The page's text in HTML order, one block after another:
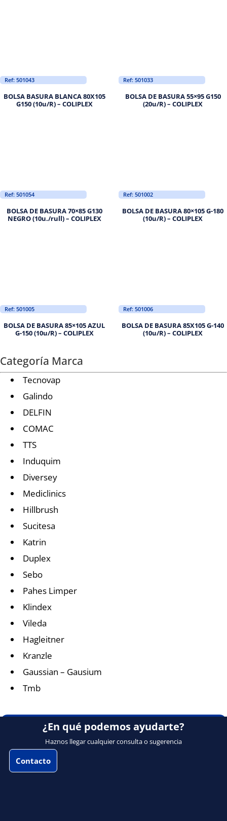
Ref: 501043
BOLSA BASURA BLANCA 80X105
G150 (10u/R) – COLIPLEX
Ref: 501033
BOLSA DE BASURA 55×95 G150
(20u/R) – COLIPLEX
Ref: 501054
BOLSA DE BASURA 70×85 G130
NEGRO (10u./rull) – COLIPLEX
Ref: 501002
BOLSA DE BASURA 80×105 G-180
(10u/R) – COLIPLEX
Ref: 501005
BOLSA DE BASURA 85×105 AZUL
G-150 (10u/R) – COLIPLEX
Ref: 501006
BOLSA DE BASURA 85X105 G-140
(10u/R) – COLIPLEX
Categoría Marca
Tecnovap
Galindo
DELFIN
COMAC
TTS
Induquim
Diversey
Mediclinics
Hillbrush
Sucitesa
Katrin
Duplex
Sebo
Pahes Limper
Klindex
Vileda
Hagleitner
Kranzle
Gaussian – Gausium
Tmb
¿En qué podemos ayudarte?
Haznos llegar cualquier consulta o sugerencia
Contacto